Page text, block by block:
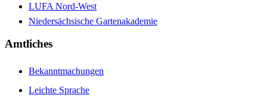
LUFA Nord-West
Niedersächsische Gartenakademie
Amtliches
Bekanntmachungen
Leichte Sprache